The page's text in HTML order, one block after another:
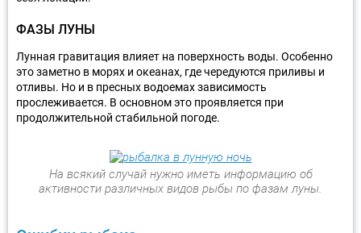
ФАЗЫ ЛУНЫ
Лунная гравитация влияет на поверхность воды. Особенно
это заметно в морях и океанах, где чередуются приливы и
отливы. Но и в пресных водоемах зависимость
прослеживается. В основном это проявляется при
продолжительной стабильной погоде.
На всякий случай нужно иметь информацию об
активности различных видов рыбы по фазам луны.